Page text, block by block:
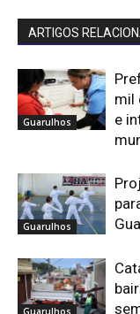
ARTIGOS
Guarulhos
mil
e
Guarulhos
Guarulhos